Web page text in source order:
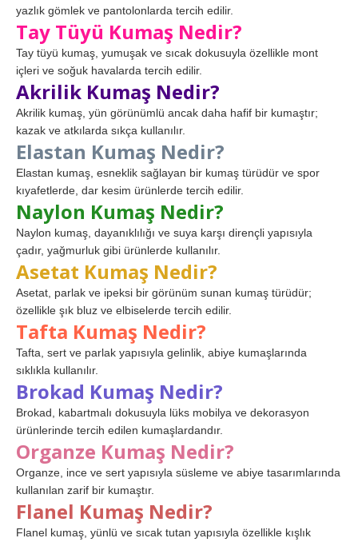
yazlık gömlek ve pantolonlarda tercih edilir.
Tay Tüyü Kumaş Nedir?
Tay tüyü kumaş, yumuşak ve sıcak dokusuyla özellikle mont
içleri ve soğuk havalarda tercih edilir.
Akrilik Kumaş Nedir?
Akrilik kumaş, yün görünümlü ancak daha hafif bir kumaştır;
kazak ve atkılarda sıkça kullanılır.
Elastan Kumaş Nedir?
Elastan kumaş, esneklik sağlayan bir kumaş türüdür ve spor
kıyafetlerde, dar kesim ürünlerde tercih edilir.
Naylon Kumaş Nedir?
Naylon kumaş, dayanıklılığı ve suya karşı dirençli yapısıyla
çadır, yağmurluk gibi ürünlerde kullanılır.
Asetat Kumaş Nedir?
Asetat, parlak ve ipeksi bir görünüm sunan kumaş türüdür;
özellikle şık bluz ve elbiselerde tercih edilir.
Tafta Kumaş Nedir?
Tafta, sert ve parlak yapısıyla gelinlik, abiye kumaşlarında
sıklıkla kullanılır.
Brokad Kumaş Nedir?
Brokad, kabartmalı dokusuyla lüks mobilya ve dekorasyon
ürünlerinde tercih edilen kumaşlardandır.
Organze Kumaş Nedir?
Organze, ince ve sert yapısıyla süsleme ve abiye tasarımlarında
kullanılan zarif bir kumaştır.
Flanel Kumaş Nedir?
Flanel kumaş, yünlü ve sıcak tutan yapısıyla özellikle kışlık